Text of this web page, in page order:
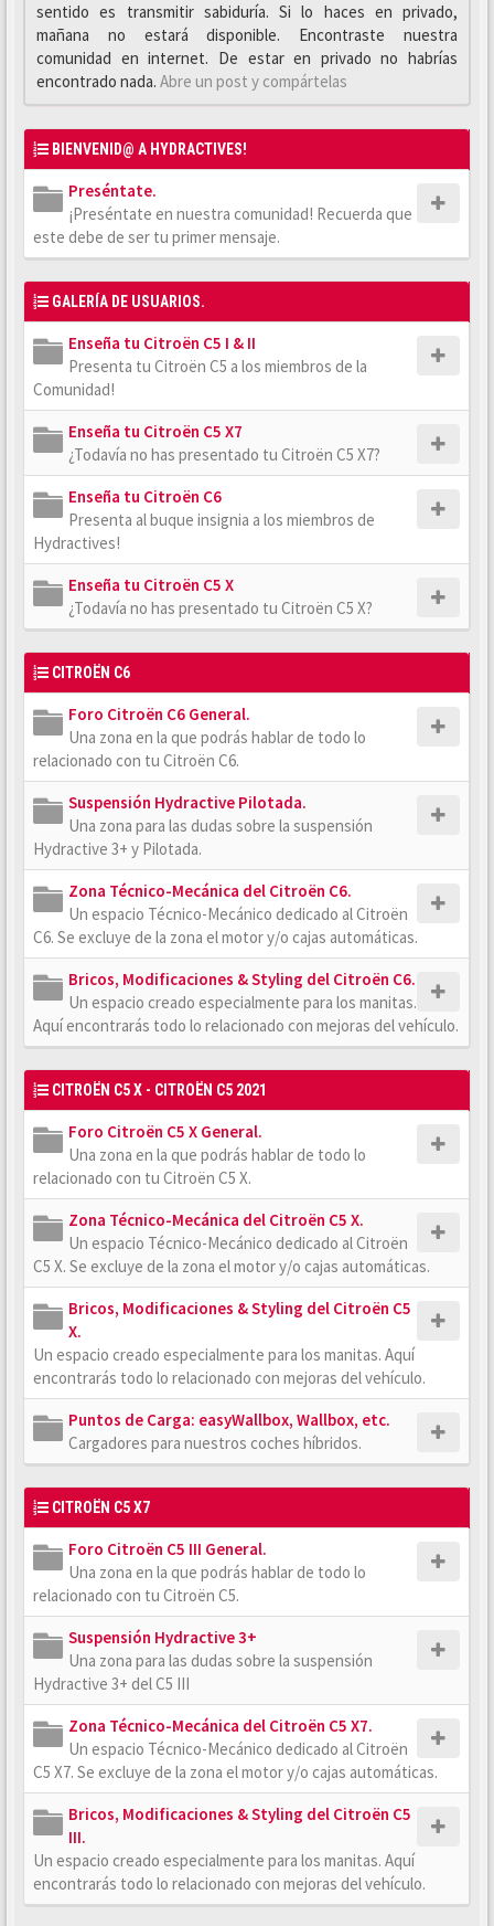
sentido es transmitir sabiduría. Si lo haces en privado,
mañana no estará disponible. Encontraste nuestra
comunidad en internet. De estar en privado no habrías
encontrado nada. Abre un post y compártelas
BIENVENID@ A HYDRACTIVES!
Preséntate.
¡Preséntate en nuestra comunidad! Recuerda que
este debe de ser tu primer mensaje.
GALERÍA DE USUARIOS.
Enseña tu Citroën C5 I & II
Presenta tu Citroën C5 a los miembros de la
Comunidad!
Enseña tu Citroën C5 X7
¿Todavía no has presentado tu Citroën C5 X7?
Enseña tu Citroën C6
Presenta al buque insignia a los miembros de
Hydractives!
Enseña tu Citroën C5 X
¿Todavía no has presentado tu Citroën C5 X?
CITROËN C6
Foro Citroën C6 General.
Una zona en la que podrás hablar de todo lo
relacionado con tu Citroën C6.
Suspensión Hydractive Pilotada.
Una zona para las dudas sobre la suspensión
Hydractive 3+ y Pilotada.
Zona Técnico-Mecánica del Citroën C6.
Un espacio Técnico-Mecánico dedicado al Citroën
C6. Se excluye de la zona el motor y/o cajas automáticas.
Bricos, Modificaciones & Styling del Citroën C6.
Un espacio creado especialmente para los manitas.
Aquí encontrarás todo lo relacionado con mejoras del vehículo.
CITROËN C5 X - CITROËN C5 2021
Foro Citroën C5 X General.
Una zona en la que podrás hablar de todo lo
relacionado con tu Citroën C5 X.
Zona Técnico-Mecánica del Citroën C5 X.
Un espacio Técnico-Mecánico dedicado al Citroën
C5 X. Se excluye de la zona el motor y/o cajas automáticas.
Bricos, Modificaciones & Styling del Citroën C5
X.
Un espacio creado especialmente para los manitas. Aquí
encontrarás todo lo relacionado con mejoras del vehículo.
Puntos de Carga: easyWallbox, Wallbox, etc.
Cargadores para nuestros coches híbridos.
CITROËN C5 X7
Foro Citroën C5 III General.
Una zona en la que podrás hablar de todo lo
relacionado con tu Citroën C5.
Suspensión Hydractive 3+
Una zona para las dudas sobre la suspensión
Hydractive 3+ del C5 III
Zona Técnico-Mecánica del Citroën C5 X7.
Un espacio Técnico-Mecánico dedicado al Citroën
C5 X7. Se excluye de la zona el motor y/o cajas automáticas.
Bricos, Modificaciones & Styling del Citroën C5
III.
Un espacio creado especialmente para los manitas. Aquí
encontrarás todo lo relacionado con mejoras del vehículo.